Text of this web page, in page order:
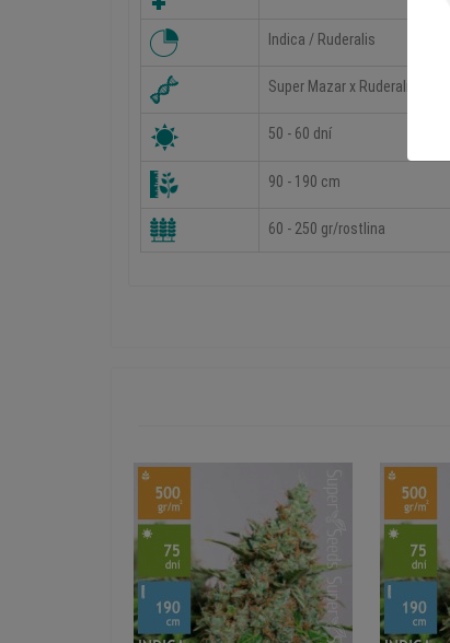
Indica / Ruderalis
Super Mazar x Ruderalis Indica
50 - 60 dní
90 - 190 cm
60 - 250 gr/rostlina